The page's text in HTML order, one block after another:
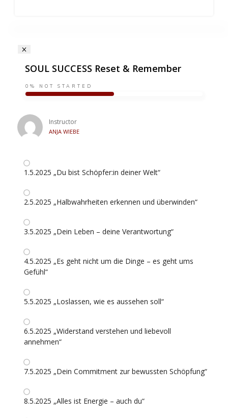
SOUL SUCCESS Reset & Remember
0% NOT STARTED
Instructor
ANJA WIEBE
1.5.2025 „Du bist Schöpfer:in deiner Welt“
2.5.2025 „Halbwahrheiten erkennen und überwinden“
3.5.2025 „Dein Leben – deine Verantwortung“
4.5.2025 „Es geht nicht um die Dinge – es geht ums
Gefühl“
5.5.2025 „Loslassen, wie es aussehen soll“
6.5.2025 „Widerstand verstehen und liebevoll
annehmen“
7.5.2025 „Dein Commitment zur bewussten Schöpfung“
8.5.2025 „Alles ist Energie – auch du“